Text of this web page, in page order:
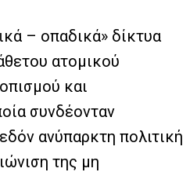
– οπαδικά» δίκτυα
ατομικού
και
συνδέονταν
ανύπαρκτη πολιτική
της μη